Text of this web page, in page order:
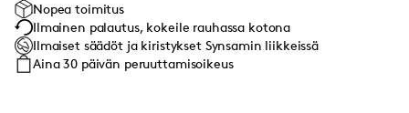
Nopea toimitus
Ilmainen palautus, kokeile rauhassa kotona
Ilmaiset säädöt ja kiristykset Synsamin liikkeissä
Aina 30 päivän peruuttamisoikeus